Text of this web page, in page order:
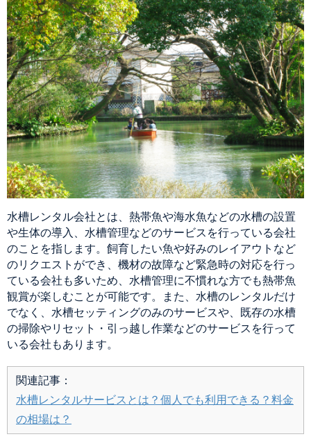
水槽レンタル会社とは、熱帯魚や海水魚などの水槽の設置
や生体の導入、水槽管理などのサービスを行っている会社
のことを指します。飼育したい魚や好みのレイアウトなど
のリクエストができ、機材の故障など緊急時の対応を行っ
ている会社も多いため、水槽管理に不慣れな方でも熱帯魚
観賞が楽しむことが可能です。また、水槽のレンタルだけ
でなく、水槽セッティングのみのサービスや、既存の水槽
の掃除やリセット・引っ越し作業などのサービスを行って
いる会社もあります。
関連記事：
水槽レンタルサービスとは？個人でも利用できる？料金
の相場は？